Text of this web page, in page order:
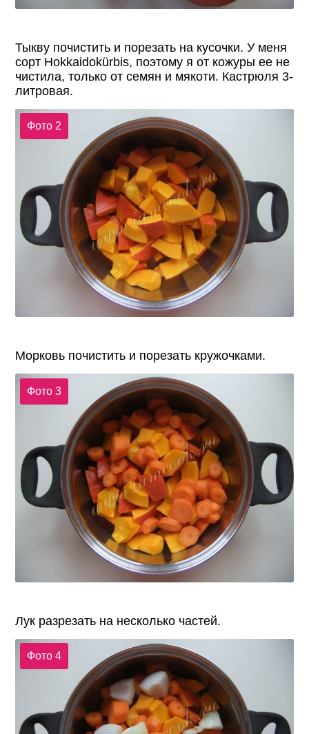
Тыкву почистить и порезать на кусочки. У меня
сорт Hokkaidokürbis, поэтому я от кожуры ее не
чистила, только от семян и мякоти. Кастрюля 3-
литровая.
Фото 2
Морковь почистить и порезать кружочками.
Фото 3
Лук разрезать на несколько частей.
Фото 4